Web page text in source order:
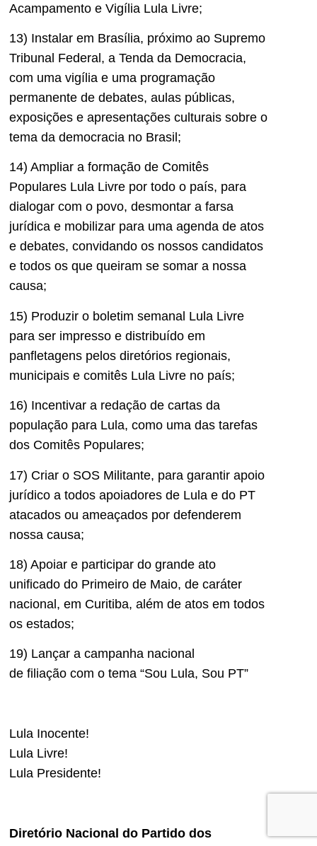
Acampamento e Vigília Lula Livre;
13) Instalar em Brasília, próximo ao Supremo
Tribunal Federal, a Tenda da Democracia,
com uma vigília e uma programação
permanente de debates, aulas públicas,
exposições e apresentações culturais sobre o
tema da democracia no Brasil;
14) Ampliar a formação de Comitês
Populares Lula Livre por todo o país, para
dialogar com o povo, desmontar a farsa
jurídica e mobilizar para uma agenda de atos
e debates, convidando os nossos candidatos
e todos os que queiram se somar a nossa
causa;
15) Produzir o boletim semanal Lula Livre
para ser impresso e distribuído em
panfletagens pelos diretórios regionais,
municipais e comitês Lula Livre no país;
16) Incentivar a redação de cartas da
população para Lula, como uma das tarefas
dos Comitês Populares;
17) Criar o SOS Militante, para garantir apoio
jurídico a todos apoiadores de Lula e do PT
atacados ou ameaçados por defenderem
nossa causa;
18) Apoiar e participar do grande ato
unificado do Primeiro de Maio, de caráter
nacional, em Curitiba, além de atos em todos
os estados;
19) Lançar a campanha nacional
de filiação com o tema “Sou Lula, Sou PT”
Lula Inocente!
Lula Livre!
Lula Presidente!
Diretório Nacional do Partido dos